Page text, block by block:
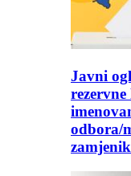
Javni
odbora/